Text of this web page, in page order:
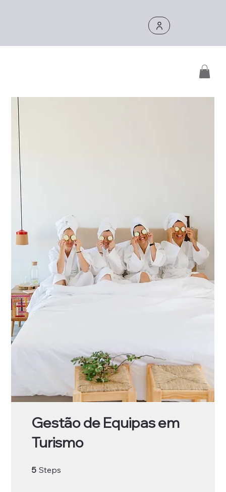
Gestão de Equipas em
Turismo
5 Steps